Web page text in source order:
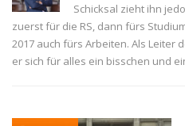
Schicksal zieht ihn
zuerst für die RS, dann fürs
2017 auch fürs Arbeiten. Als Leiter
er sich für alles ein bisschen und